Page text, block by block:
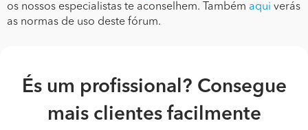
os nossos especialistas te aconselhem. Também aqui verás
as normas de uso deste fórum.
És um profissional? Consegue
mais clientes facilmente